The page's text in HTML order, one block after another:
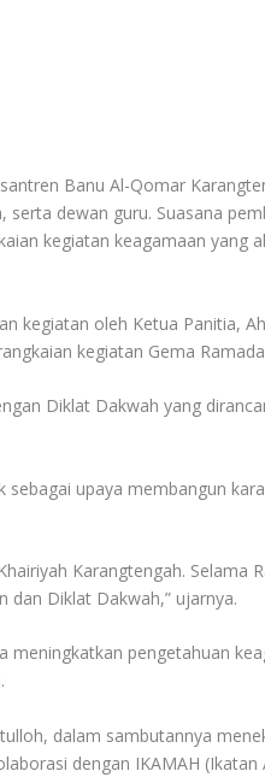
Banu Al-Qomar
dewan guru. Suasana
kegiatan keagamaan yang
kegiatan oleh Ketua Panitia,
kegiatan Gema
Diklat Dakwah yang
upaya membangun
Karangtengah. Selama
dan Diklat Dakwah,” ujarnya.
meningkatkan pengetahuan
dalam sambutannya
dengan IKAMAH (Ikatan